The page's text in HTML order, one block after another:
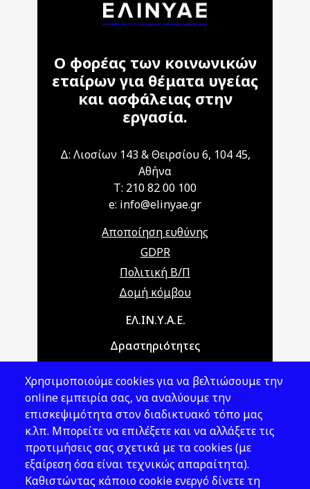
Ο φορέας των κοινωνικών
εταίρων για θέματα υγείας
και ασφάλειας στην
εργασία.
Δ: Λιοσίων 143 & Θειρσίου 6, 104 45,
Αθήνα
T: 210 82 00 100
e: info@elinyae.gr
Αποποίηση ευθύνης
GDPR
Πολιτική Β/Π
Δομή κόμβου
Main navigationΕΛ.ΙΝ.Υ.Α.Ε.
Δραστηριότητες
Νομοθεσία
Εκδόσεις
Νέα - Εκδηλώσεις
Ακολουθήστε μας
Χρησιμοποιούμε cookies για να βελτιώσουμε την
online εμπειρία σας, να αναλύουμε την
επισκεψιμότητα στον διαδικτυακό τόπο μας
κ.λπ. Μπορείτε να επιλέξετε και να αλλάξετε τις
προτιμήσεις σας σχετικά με τα cookies (με
εξαίρεση όσα είναι τεχνικώς απαραίτητα).
Καθιστώντας κάποιο cookie ενεργό δίνετε τη